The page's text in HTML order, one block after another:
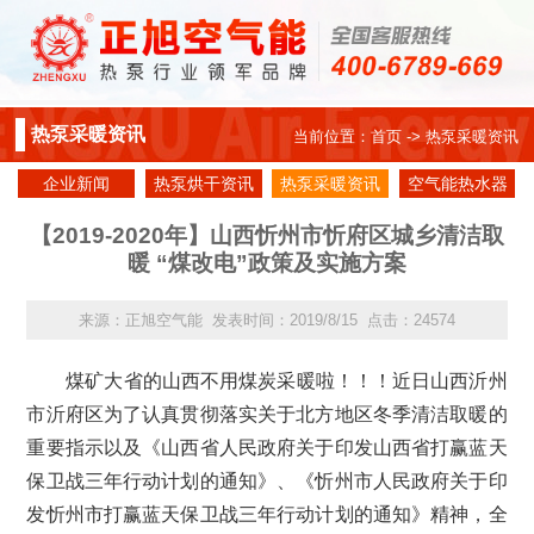
热泵采暖资讯 当前位置： 首页-> 热泵采暖资讯
企业新闻 热泵烘干资讯 热泵采暖资讯
空气能热水器
【2019-2020年】山西忻州市忻府区城乡清洁取
暖 “煤改电”政策及实施方案
来源：正旭空气能 发表时间：2019/8/15 点击：24574
煤矿大省的山西不用煤炭采暖啦！！！近日山西沂州
市沂府区为了认真贯彻落实关于北方地区冬季清洁取暖的
重要指示以及《山西省人民政府关于印发山西省打赢蓝天
保卫战三年行动计划的通知》、《忻州市人民政府关于印
发忻州市打赢蓝天保卫战三年行动计划的通知》精神，全